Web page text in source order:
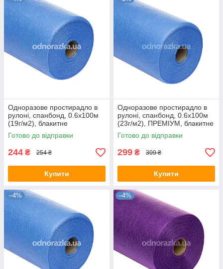
Одноразове простирадло в
рулоні, спанбонд, 0.6х100м
(19г/м2), блакитне
Готово до відправки
244 ₴ 254 ₴
Купити
Одноразове простирадло в
рулоні, спанбонд, 0.6х100м
(23г/м2), ПРЕМІУМ, блакитне
Готово до відправки
299 ₴ 309 ₴
Купити
–4% –4%